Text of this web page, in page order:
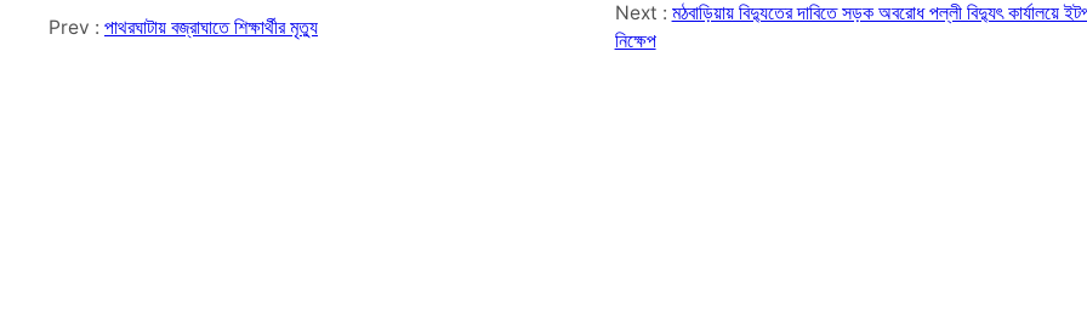
Prev : পাথরঘাটায় বজ্রাঘাতে শিক্ষার্থীর মৃত‍্যু
Next : মঠবাড়িয়ায় বিদ্যুতের দাবিতে সড়ক অবরোধ পল্লী বিদ্যুৎ কার্যালয়ে
নিক্ষেপ